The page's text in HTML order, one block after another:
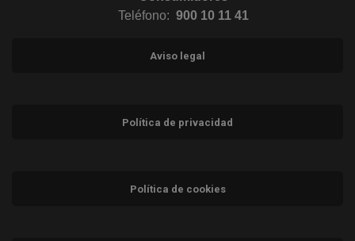
Teléfono: 900 10 11 41
Aviso legal
Política de privacidad
Política de cookies